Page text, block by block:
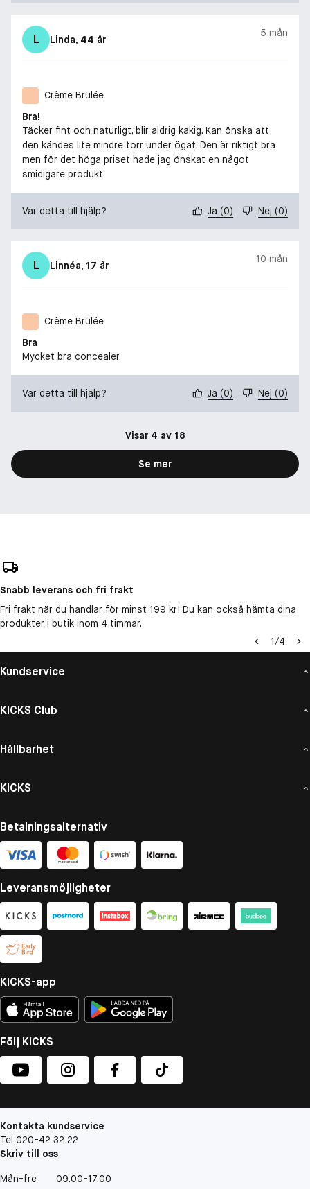
L Linda, 44 år
5 mån
Crème Brûlée
Bra!
Täcker fint och naturligt, blir aldrig kakig. Kan önska att
den kändes lite mindre torr under ögat. Den är riktigt bra
men för det höga priset hade jag önskat en något
smidigare produkt
Var detta till hjälp? Ja (0) Nej (0)
L Linnéa, 17 år
10 mån
Crème Brûlée
Bra
Mycket bra concealer
Var detta till hjälp? Ja (0) Nej (0)
Visar 4 av 18
Se mer
Snabb leverans och fri frakt
Fri frakt när du handlar för minst 199 kr! Du kan också hämta dina
produkter i butik inom 4 timmar.
1/4
Kundservice
KICKS Club
Hållbarhet
KICKS
Betalningsalternativ
Leveransmöjligheter
KICKS-app
Följ KICKS
Kontakta kundservice
Tel 020-42 32 22
Skriv till oss
Mån-fre
09.00-17.00